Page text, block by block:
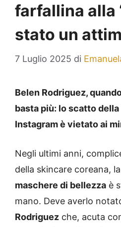
farfallina alla
stato un
7 Luglio 2025 di
Belen Rodriguez,
basta più: lo scatto
Instagram è vietato ai
Negli ultimi anni,
della skincare coreana,
maschere di bellezza è
mano. Deve averlo
Rodriguez che, acuta